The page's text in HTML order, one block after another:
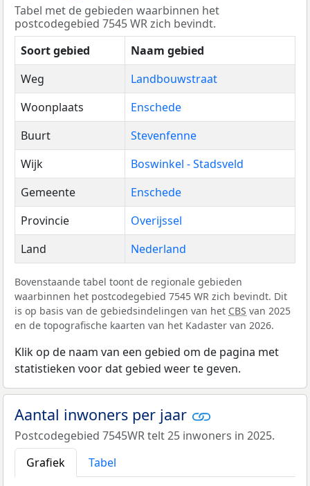
Tabel met de gebieden waarbinnen het
postcodegebied 7545 WR zich bevindt.
Soort gebied
Naam gebied
Weg
Landbouwstraat
Woonplaats
Enschede
Buurt
Stevenfenne
Wijk
Boswinkel - Stadsveld
Gemeente
Enschede
Provincie
Overijssel
Land
Nederland
Bovenstaande tabel toont de regionale gebieden
waarbinnen het postcodegebied 7545 WR zich bevindt. Dit
is op basis van de gebiedsindelingen van het CBS van 2025
en de topografische kaarten van het Kadaster van 2026.
Klik op de naam van een gebied om de pagina met
statistieken voor dat gebied weer te geven.
Aantal inwoners per jaar
Postcodegebied 7545WR telt 25 inwoners in 2025.
Grafiek
Tabel